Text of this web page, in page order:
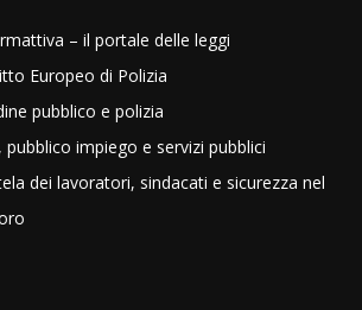
– il portale delle leggi
Europeo di Polizia
pubblico e polizia
pubblico impiego e servizi pubblici
dei lavoratori, sindacati e sicurezza nel